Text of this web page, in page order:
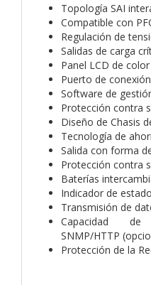
Topología SAI
Compatible con
Regulación de
Salidas de carga
Panel LCD de color
Puerto de
Software de
Protección contra
Diseño de Chasis
Tecnología de
Salida con forma
Protección contra
Baterías
Indicador de
Transmisión de
Capacidad de
SNMP/HTTP
Protección de la